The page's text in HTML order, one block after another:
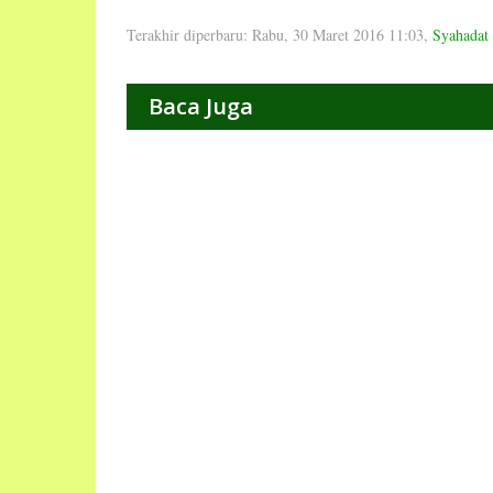
Terakhir diperbaru: Rabu, 30 Maret 2016 11:03, Syahadat
Baca Juga